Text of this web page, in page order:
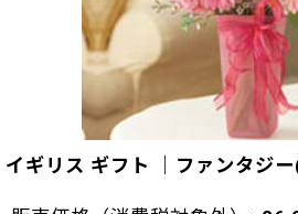
イギリス ギフト ｜ファンタジ